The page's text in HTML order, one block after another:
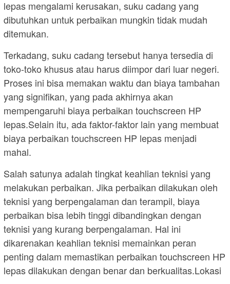
lepas mengalami kerusakan, suku cadang yang
dibutuhkan untuk perbaikan mungkin tidak mudah
ditemukan.
Terkadang, suku cadang tersebut hanya tersedia di
toko-toko khusus atau harus diimpor dari luar negeri.
Proses ini bisa memakan waktu dan biaya tambahan
yang signifikan, yang pada akhirnya akan
mempengaruhi biaya perbaikan touchscreen HP
lepas.Selain itu, ada faktor-faktor lain yang membuat
biaya perbaikan touchscreen HP lepas menjadi
mahal.
Salah satunya adalah tingkat keahlian teknisi yang
melakukan perbaikan. Jika perbaikan dilakukan oleh
teknisi yang berpengalaman dan terampil, biaya
perbaikan bisa lebih tinggi dibandingkan dengan
teknisi yang kurang berpengalaman. Hal ini
dikarenakan keahlian teknisi memainkan peran
penting dalam memastikan perbaikan touchscreen HP
lepas dilakukan dengan benar dan berkualitas.Lokasi